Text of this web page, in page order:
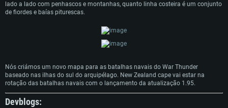
lado a lado com penhascos e montanhas, quanto linha costeira é um conjunto
de fiordes e baías piturescas.
Nós criámos um novo mapa para as batalhas navais do War Thunder
baseado nas ilhas do sul do arquipélago. New Zealand cape vai estar na
rotação das batalhas navais com o lançamento da atualização 1.95.
Devblogs: